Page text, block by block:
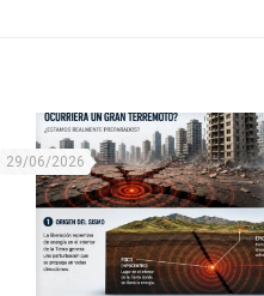
29/06/2026